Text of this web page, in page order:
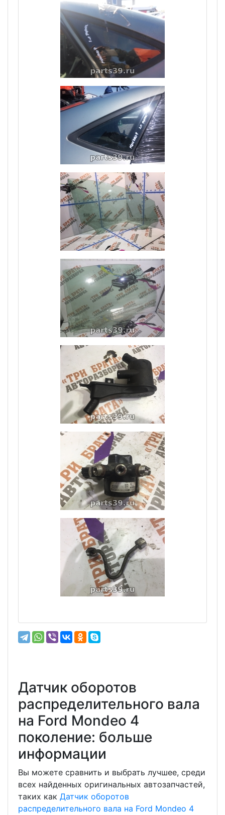
Датчик оборотов
распределительного вала
на Ford Mondeo 4
поколение: больше
информации
Вы можете сравнить и выбрать лучшее, среди
всех найденных оригинальных автозапчастей,
таких как Датчик оборотов
распределительного вала на Ford Mondeo 4